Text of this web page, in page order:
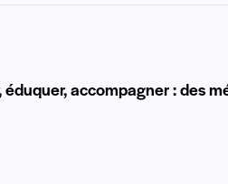
éduquer, accompagner : des